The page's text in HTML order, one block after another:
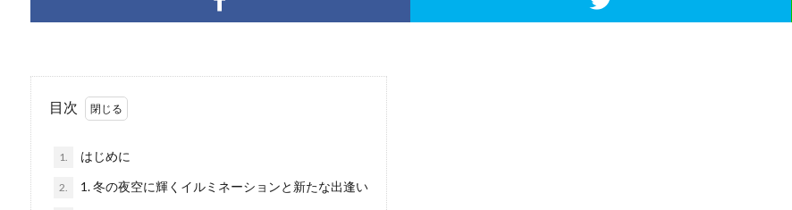
目次
1. はじめに
2. 1. 冬の夜空に輝くイルミネーションと新たな出逢い